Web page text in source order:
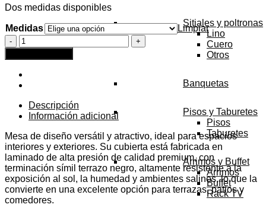
Sitiales y poltronas
Lino
Cuero
Otros
Banquetas
Pisos y Taburetes
Pisos
Taburetes
Arrimos y Buffet
Arrimos
Buffet
Rack TV
Dos medidas disponibles
Medidas
Limpiar
Mesa
Ivy
redonda
Terrazzo
Negra
Descripción
Información adicional
Mesa de diseño versátil y atractivo, ideal para espacios
interiores y exteriores. Su cubierta está fabricada en
laminado de alta presión de calidad premium, con
terminación símil terrazo negro, altamente resistente a la
exposición al sol, la humedad y ambientes salinos, lo que la
convierte en una excelente opción para terrazas, patios y
comedores.